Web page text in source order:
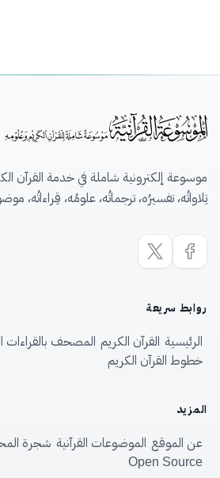
موسوعة إلكترونية شاملة في خدمة القرآن
تِلاواتُه، تفسيرُه، ترجماتُه، علومُه، قِراءاتُه،
روابط سريعة
الرئيسية القرآن الكريم المصحف بالقراءات
خطوط القرآن الكريم
المزيد
عن الموقع الموضوعات القرآنية شجرة
Open Source